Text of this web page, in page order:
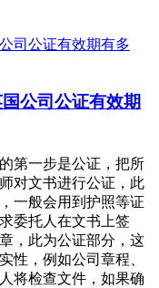
公司公证有效期
第一步是公证，把所
对文书进行公证，此
一般会用到护照等证
委托人在文书上签
，此为公证部分，这
性，例如公司章程、
将检查文件，如果确